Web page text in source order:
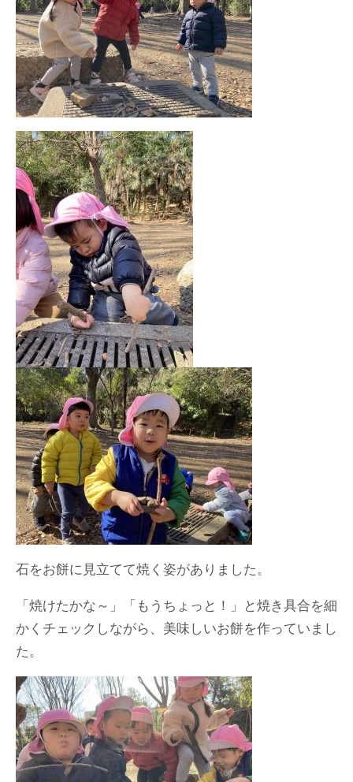
石をお餅に見立てて焼く姿がありました。
「焼けたかな～」「もうちょっと！」と焼き具合を細
かくチェックしながら、美味しいお餅を作っていまし
た。